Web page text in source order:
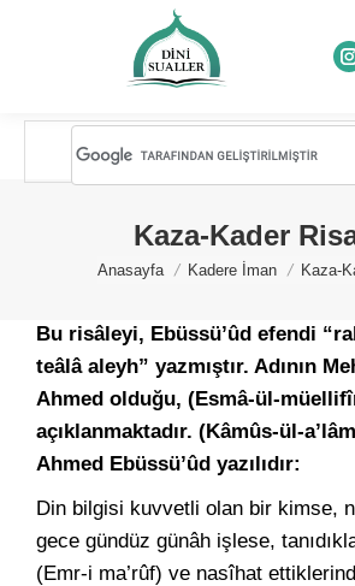
Kaza-Kader
You are here:
Anasayfa Kadere İman Kaza-
Bu risâleyi, Ebüssü’ûd efendi
teâlâ aleyh” yazmıştır. Adının
Ahmed olduğu, (Esmâ-ül-
açıklanmaktadır. (Kâmûs-ül-
Ahmed Ebüssü’ûd yazılıdır:
Din bilgisi kuvvetli olan bir kimse,
gece gündüz günâh işlese,
(Emr-i ma’rûf) ve nasîhat